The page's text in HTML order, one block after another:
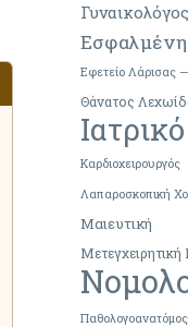
Γυναικολόγος
Εφετείο Λάρισας
Θάνατος
Καρδιοχειρουργός
Λαπαροσκοπική
Μαιευτική
Παθολογοανατόμος